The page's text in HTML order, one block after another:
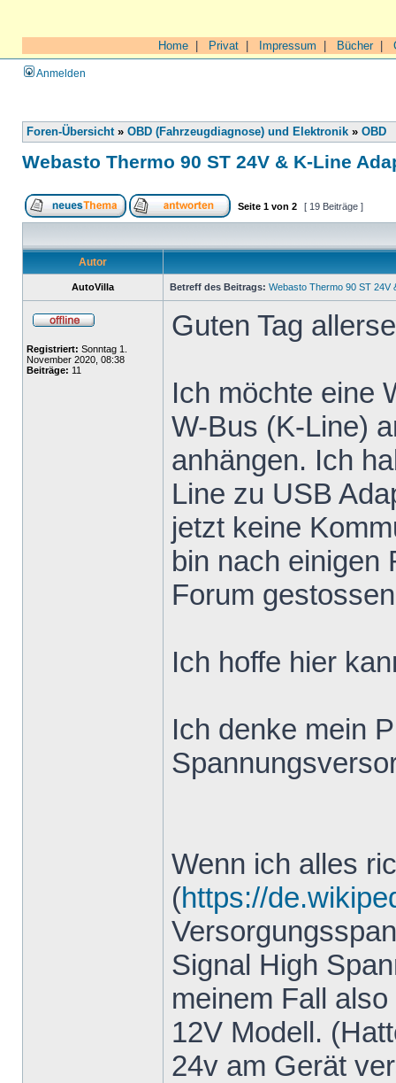
Home Privat Impressum Bücher|
Anmelden
Foren-Übersicht» OBD (Fahrzeugdiagnose) und Elektronik » OBD
Webasto Thermo 90 ST 24V & K-Line
Seite 1 von 2 [ 19 Beiträge ]
Autor
AutoVilla Betreff des Beitrags: Webasto Thermo 90 ST 24V
Registriert: Sonntag 1.
November 2020, 08:38
Beiträge: 11
Guten Tag
Ich möchte eine
W-Bus (K-Line)
anhängen. Ich
Line zu USB
jetzt keine
bin nach einigen
Forum
Ich hoffe hier
Ich denke mein
Wenn ich alles
(https://
Signal High
meinem Fall
12V Modell.
24v am Gerät